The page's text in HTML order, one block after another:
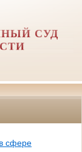
СУД
сфере